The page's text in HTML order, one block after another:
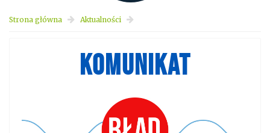
Strona główna Aktualności
KOMUNIKAT